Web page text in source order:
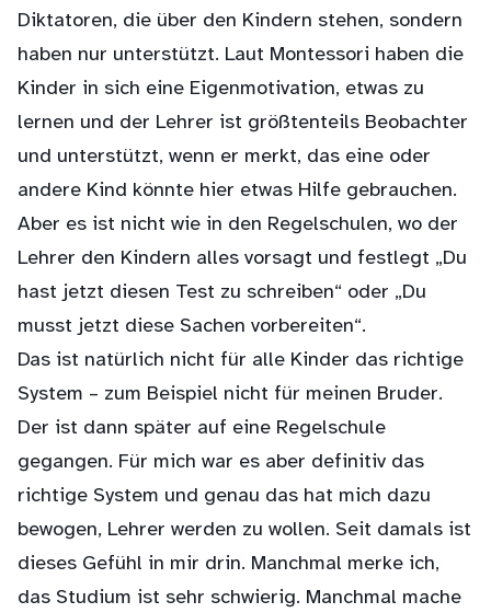
Diktatoren, die über den Kindern stehen, sondern
haben nur unterstützt. Laut Montessori haben die
Kinder in sich eine Eigenmotivation, etwas zu
lernen und der Lehrer ist größtenteils Beobachter
und unterstützt, wenn er merkt, das eine oder
andere Kind könnte hier etwas Hilfe gebrauchen.
Aber es ist nicht wie in den Regelschulen, wo der
Lehrer den Kindern alles vorsagt und festlegt „Du
hast jetzt diesen Test zu schreiben“ oder „Du
musst jetzt diese Sachen vorbereiten“.
Das ist natürlich nicht für alle Kinder das richtige
System – zum Beispiel nicht für meinen Bruder.
Der ist dann später auf eine Regelschule
gegangen. Für mich war es aber definitiv das
richtige System und genau das hat mich dazu
bewogen, Lehrer werden zu wollen. Seit damals ist
dieses Gefühl in mir drin. Manchmal merke ich,
das Studium ist sehr schwierig. Manchmal mache